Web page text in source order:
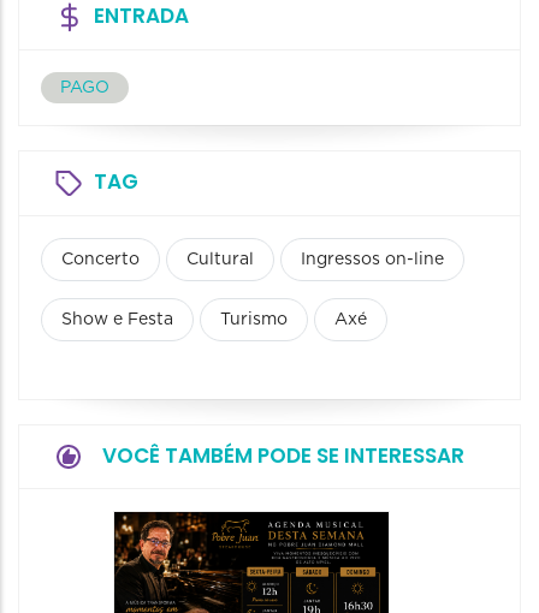
ENTRADA
PAGO
TAG
Concerto Cultural Ingressos on-line
Show e Festa Turismo Axé
VOCÊ TAMBÉM PODE SE INTERESSAR